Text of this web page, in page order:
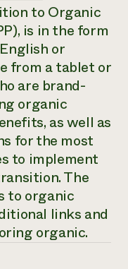
electrónicos
Energy
AgriSolar
to Organic
is in the form
or
from a tablet or
are brand-
organic
as well as
for the most
to implement
The
to organic
links and
organic.